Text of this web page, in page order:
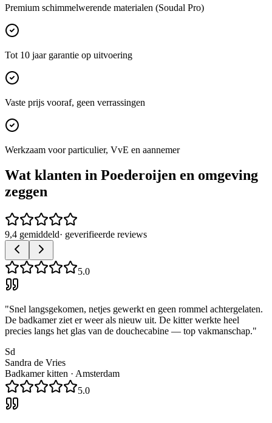
Premium schimmelwerende materialen (Soudal Pro)
Tot 10 jaar garantie op uitvoering
Vaste prijs vooraf, geen verrassingen
Werkzaam voor particulier, VvE en aannemer
Wat klanten in Poederoijen en omgeving
zeggen
9,4 gemiddeld· geverifieerde reviews
5.0
"Snel langsgekomen, netjes gewerkt en geen rommel achtergelaten.
De badkamer ziet er weer als nieuw uit. De kitter werkte heel
precies langs het glas van de douchecabine — top vakmanschap."
Sd
Sandra de Vries
Badkamer kitten · Amsterdam
5.0